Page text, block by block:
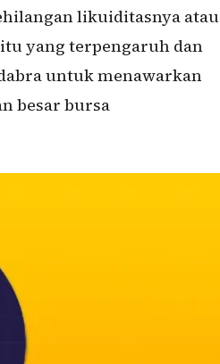
likuiditasnya atau
yang terpengaruh dan
untuk menawarkan
besar bursa